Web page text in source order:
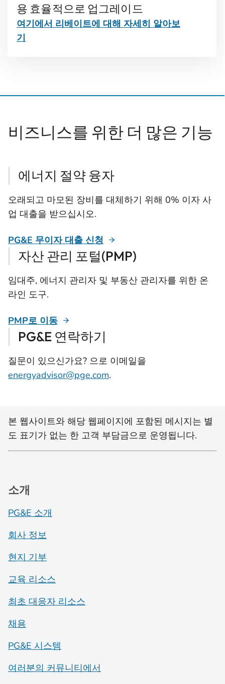
용 효율적으로 업그레이드
여기에서 리베이트에 대해 자세히 알아보
기
비즈니스를 위한 더 많은 기능
에너지 절약 융자
오래되고 마모된 장비를 대체하기 위해 0% 이자 사
업 대출을 받으십시오.
PG&E 무이자 대출 신청
자산 관리 포털(PMP)
임대주, 에너지 관리자 및 부동산 관리자를 위한 온
라인 도구.
PMP로 이동
PG&E 연락하기
질문이 있으신가요? 으로 이메일을
energyadvisor@pge.com.
본 웹사이트와 해당 웹페이지에 포함된 메시지는 별
도 표기가 없는 한 고객 부담금으로 운영됩니다.
소개
PG&E 소개
회사 정보
현지 기부
교육 리소스
최초 대응자 리소스
채용
PG&E 시스템
여러분의 커뮤니티에서